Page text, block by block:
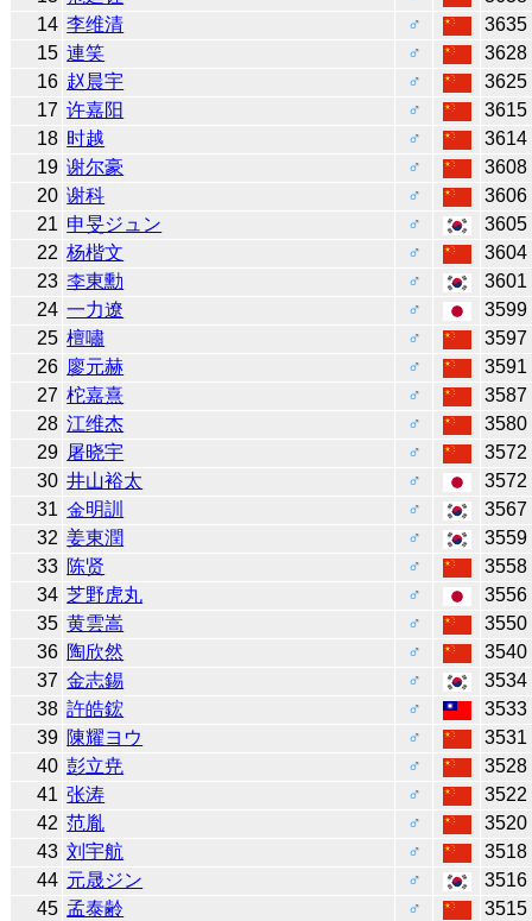
14 李维清 ♂
3635
15 連笑 ♂
3628
16 赵晨宇 ♂
3625
17 许嘉阳 ♂
3615
18 时越 ♂
3614
19 谢尔豪 ♂
3608
20 谢科 ♂
3606
21 申旻ジュン ♂
3605
22 杨楷文 ♂
3604
23 李東勳 ♂
3601
24 一力遼 ♂
3599
25 檀嘯 ♂
3597
26 廖元赫 ♂
3591
27 柁嘉熹 ♂
3587
28 江维杰 ♂
3580
29 屠晓宇 ♂
3572
30 井山裕太 ♂
3572
31 金明訓 ♂
3567
32 姜東潤 ♂
3559
33 陈贤 ♂
3558
34 芝野虎丸 ♂
3556
35 黄雲嵩 ♂
3550
36 陶欣然 ♂
3540
37 金志錫 ♂
3534
38 許皓鋐 ♂
3533
39 陳耀ヨウ ♂
3531
40 彭立尭 ♂
3528
41 张涛 ♂
3522
42 范胤 ♂
3520
43 刘宇航 ♂
3518
44 元晟ジン ♂
3516
45 孟泰齢 ♂
3515